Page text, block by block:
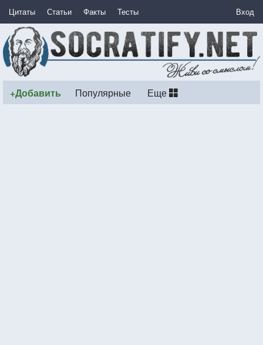
Цитаты Статьи Факты Тесты Вход
+Добавить Популярные Еще